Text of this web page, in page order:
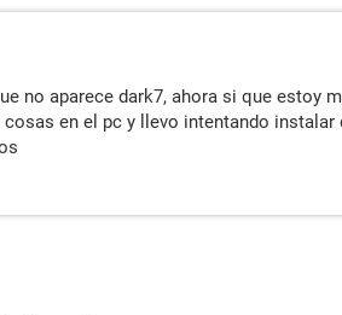
no aparece dark7, ahora si que estoy
en el pc y llevo intentando instalar